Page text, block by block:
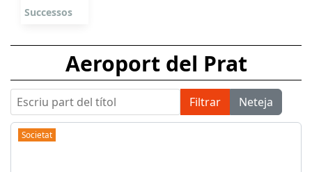
Successos
Aeroport del Prat
Escriu part del títol Filtrar Neteja
Societat